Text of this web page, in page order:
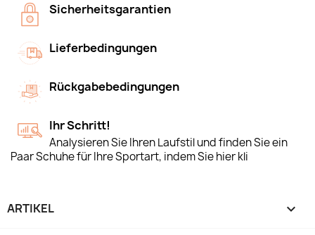
Sicherheitsgarantien
Lieferbedingungen
Rückgabebedingungen
Ihr Schritt!
Analysieren Sie Ihren Laufstil und finden Sie ein
Paar Schuhe für Ihre Sportart, indem Sie hier kli
ARTIKEL 